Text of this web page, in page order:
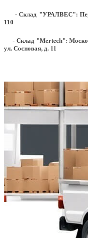
- Склад "УРАЛВЕС":
110
- Склад "Mertech":
ул. Сосновая, д. 11